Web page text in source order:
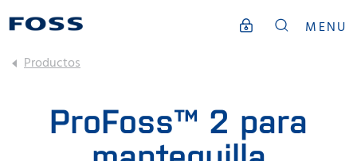
MENU
Productos
ProFoss™ 2 para